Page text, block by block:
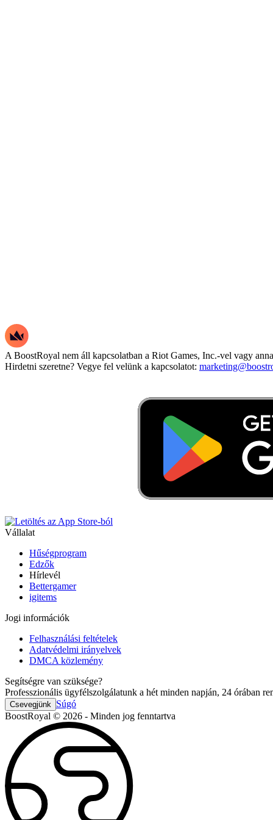
A BoostRoyal nem áll kapcsolatban a Riot Games, Inc.-vel vagy
Hirdetni szeretne? Vegye fel velünk a kapcsolatot:
Vállalat
Hűségprogram
Edzők
Hírlevél
Bettergamer
igitems
Jogi információk
Felhasználási feltételek
Adatvédelmi irányelvek
DMCA közlemény
Segítségre van szüksége?
Professzionális ügyfélszolgálatunk a hét minden napján, 24 órában
Csevegjünk Súgó
BoostRoyal © 2026 - Minden jog fenntartva